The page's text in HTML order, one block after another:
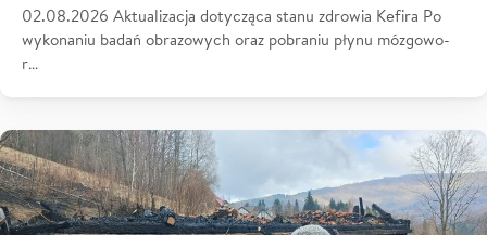
02.08.2026 Aktualizacja dotycząca stanu zdrowia Kefira Po
wykonaniu badań obrazowych oraz pobraniu płynu mózgowo-
r…